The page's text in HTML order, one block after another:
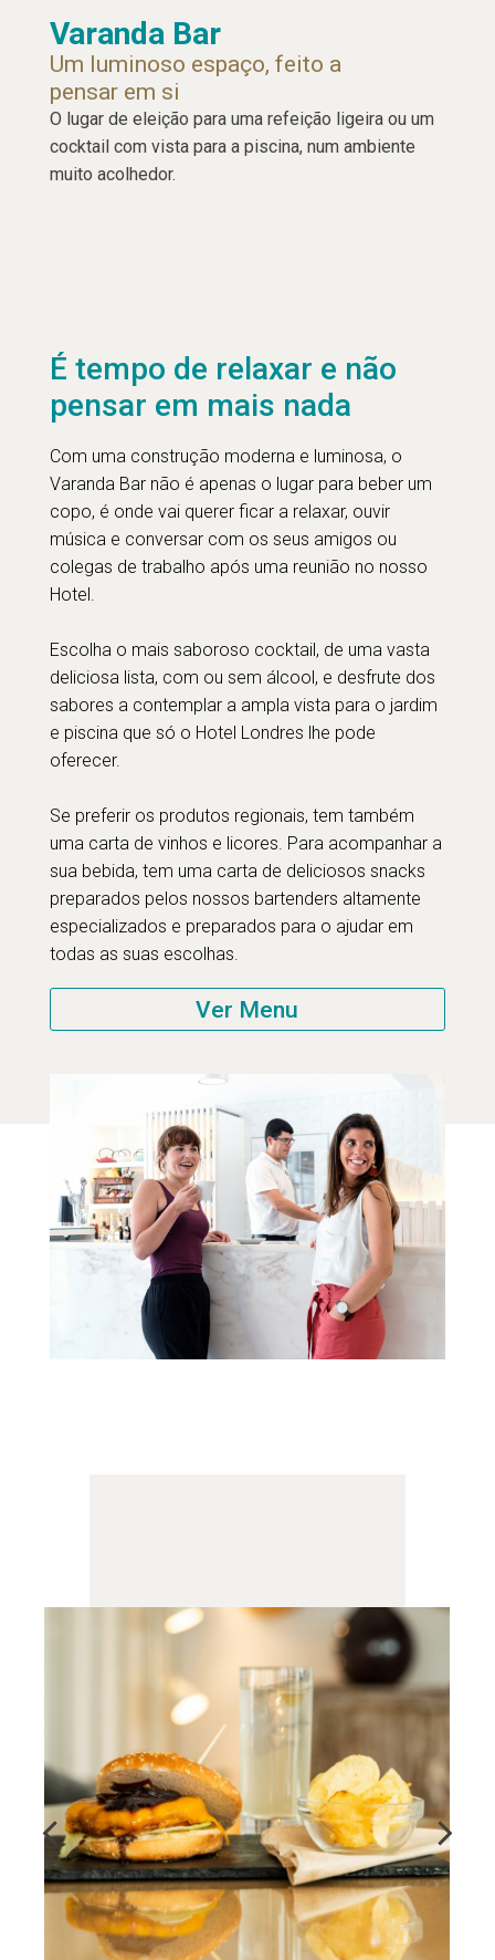
Varanda Bar
Um luminoso espaço, feito a
pensar em si
O lugar de eleição para uma refeição ligeira ou um
cocktail com vista para a piscina, num ambiente
muito acolhedor.
É tempo de relaxar e não
pensar em mais nada
Com uma construção moderna e luminosa, o
Varanda Bar não é apenas o lugar para beber um
copo, é onde vai querer ficar a relaxar, ouvir
música e conversar com os seus amigos ou
colegas de trabalho após uma reunião no nosso
Hotel.
Escolha o mais saboroso cocktail, de uma vasta
deliciosa lista, com ou sem álcool, e desfrute dos
sabores a contemplar a ampla vista para o jardim
e piscina que só o Hotel Londres lhe pode
oferecer.
Se preferir os produtos regionais, tem também
uma carta de vinhos e licores. Para acompanhar a
sua bebida, tem uma carta de deliciosos snacks
preparados pelos nossos bartenders altamente
especializados e preparados para o ajudar em
todas as suas escolhas.
Ver Menu